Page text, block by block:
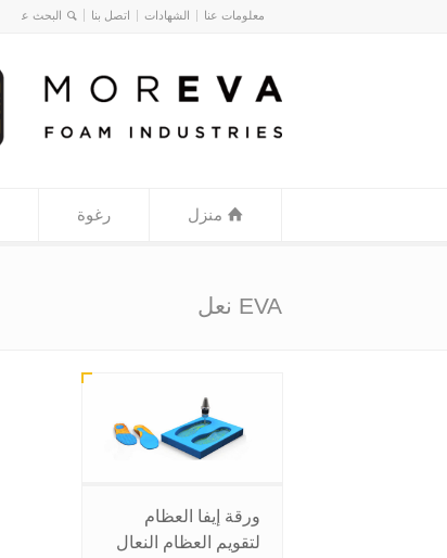
معلومات عنا الشهادات اتصل بنا
منزل رغوة
EVA نعل
ورقة إيفا العظام
لتقويم العظام النعال